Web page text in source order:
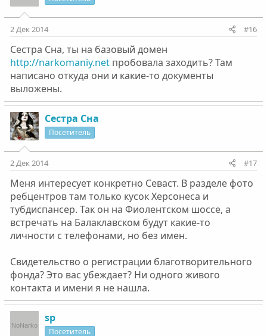
2 Дек 2014 #16
Сестра Сна, ты на базовый домен
http://narkomaniy.netпробовала заходить? Там
написано откуда они и какие-то документы
выложены.
Сестра Сна
Посетитель
2 Дек 2014 #17
Меня интересует конкретно Севаст. В разделе фото
ребцентров там только кусок Херсонеса и
тубдиспансер. Так он на Фиолентском шоссе, а
встречать на Балаклавском будут какие-то
личности с телефонами, но без имен.
Свидетельство о регистрации благотворительного
фонда? Это вас убеждает? Ни одного живого
контакта и имени я не нашла.
sp
Посетитель